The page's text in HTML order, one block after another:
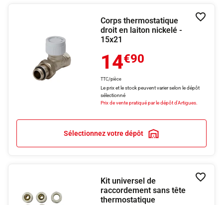
Corps thermostatique
droit en laiton nickelé -
15x21
14€90
TTC/pièce
Le prix et le stock peuvent varier selon le dépôt
sélectionné
Prix de vente pratiqué par le dépôt d'Artigues.
Sélectionnez votre dépôt
Kit universel de
raccordement sans tête
thermostatique